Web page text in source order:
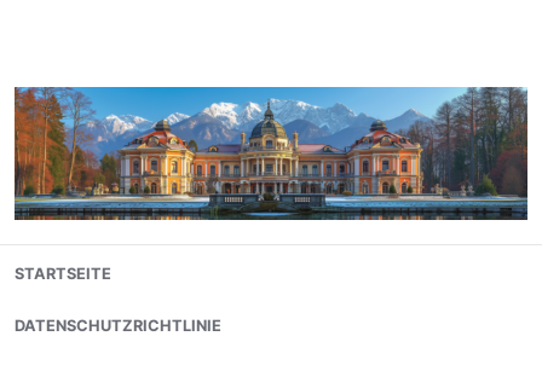
Skip
content
STARTSEITE
DATENSCHUTZRICHTLINIE